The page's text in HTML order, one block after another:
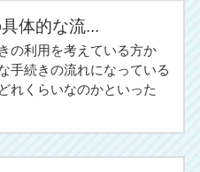
体的な流...
の利用を考えている方か
手続きの流れになっている
れくらいなのかといった